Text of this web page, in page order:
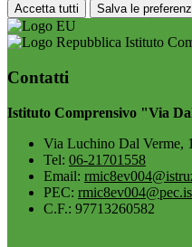
Accetta tutti Salva le
Istituto
Contatti
Istituto Comprensivo "Via
Via Luchino Dal Verme,
Tel: 06-21701558
Email:
PEC:
C.F.: 97713260582